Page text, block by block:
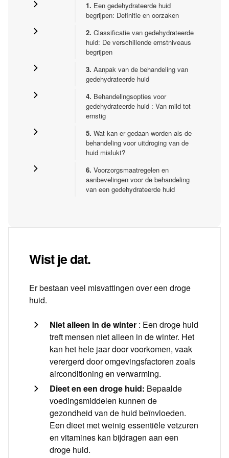
1. Een gedehydrateerde huid
begrijpen: Definitie en oorzaken
2. Classificatie van gedehydrateerde
huid: De verschillende ernstniveaus
begrijpen
3. Aanpak van de behandeling van
gedehydrateerde huid
4. Behandelingsopties voor
gedehydrateerde huid : Van mild tot
ernstig
5. Wat kan er gedaan worden als de
behandeling voor uitdroging van de
huid mislukt?
6. Voorzorgsmaatregelen en
aanbevelingen voor de behandeling
van een gedehydrateerde huid
Wist je dat.
Er bestaan veel misvattingen over een droge
huid.
Niet alleen in de winter : Een droge huid
treft mensen niet alleen in de winter. Het
kan het hele jaar door voorkomen, vaak
verergerd door omgevingsfactoren zoals
airconditioning en verwarming.
Dieet en een droge huid: Bepaalde
voedingsmiddelen kunnen de
gezondheid van de huid beïnvloeden.
Een dieet met weinig essentiële vetzuren
en vitamines kan bijdragen aan een
droge huid.